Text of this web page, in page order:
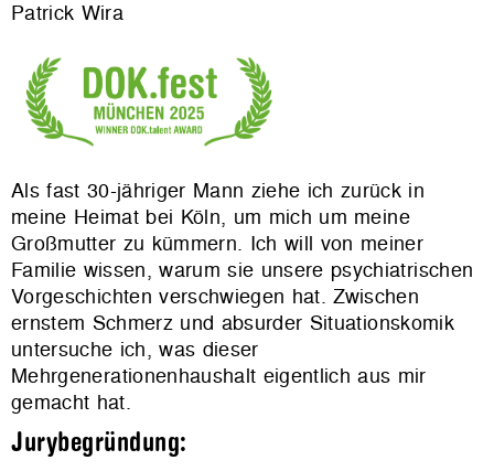
Patrick Wira
Als fast 30-jähriger Mann ziehe ich zurück in
meine Heimat bei Köln, um mich um meine
Großmutter zu kümmern. Ich will von meiner
Familie wissen, warum sie unsere psychiatrischen
Vorgeschichten verschwiegen hat. Zwischen
ernstem Schmerz und absurder Situationskomik
untersuche ich, was dieser
Mehrgenerationenhaushalt eigentlich aus mir
gemacht hat.
Jurybegründung: